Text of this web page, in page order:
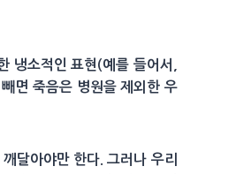
냉소적인 표현(예를 들어서,
면 죽음은 병원을 제외한 우
달아야만 한다. 그러나 우리